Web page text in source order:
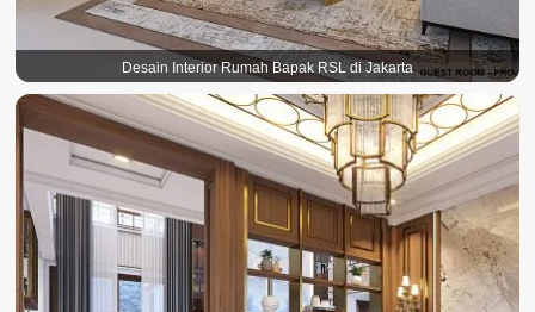
Desain Interior Rumah Bapak RSL di Jakarta